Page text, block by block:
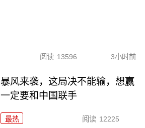
阅读 13596 3小时前
暴风来袭，这局决不能输，想赢
一定要和中国联手
最热 阅读 12225